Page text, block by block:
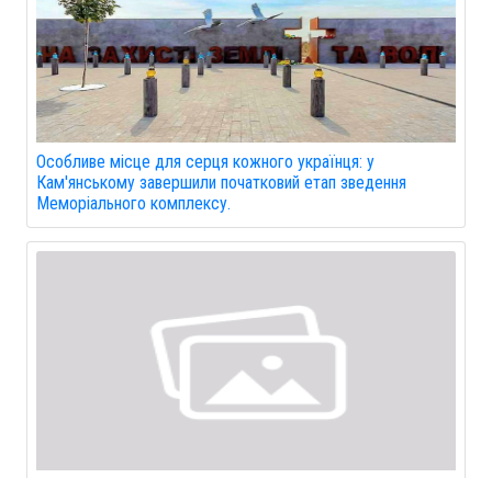
Особливе місце для серця кожного українця: у
Кам'янському завершили початковий етап зведення
Меморіального комплексу.